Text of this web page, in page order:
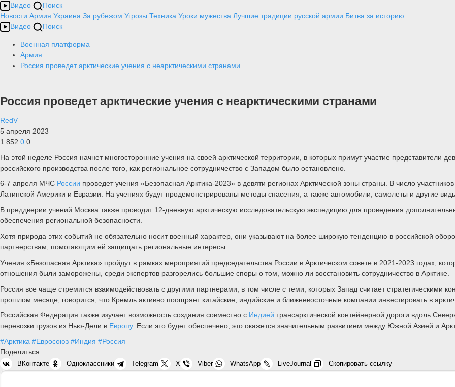
Видео
Поиск
Новости Армия Украина За рубежом Угрозы Техника Уроки мужества Лучшие традиции русской армии Битва за историю
Видео
Поиск
Военная платформа
Армия
Россия проведет арктические учения с неарктическими странами
Россия проведет арктические учения с неарктическими странами
RedV
5 апреля 2023
1 852 0 0
На этой неделе Россия начнет многосторонние учения на своей арктической территории, в которых примут участие представители
российского производства после того, как региональное сотрудничество с Западом было остановлено.
6-7 апреля МЧС России проведет учения «Безопасная Арктика-2023» в девяти регионах Арктической зоны страны. В число
Латинской Америки и Евразии. На учениях будут продемонстрированы методы спасения, а также автомобили, самолеты и другие
В преддверии учений Москва также проводит 12-дневную арктическую исследовательскую экспедицию для проведения
обеспечения региональной безопасности.
Хотя природа этих событий не обязательно носит военный характер, они указывают на более широкую тенденцию в российской
партнерствам, помогающим ей защищать региональные интересы.
Учения «Безопасная Арктика» пройдут в рамках мероприятий председательства России в Арктическом совете в 2021-2023 годах,
отношения были заморожены, среди экспертов разгорелись большие споры о том, можно ли восстановить сотрудничество в Арктике.
Россия все чаще стремится взаимодействовать с другими партнерами, в том числе с теми, которых Запад считает стратегическими
прошлом месяце, говорится, что Кремль активно поощряет китайские, индийские и ближневосточные компании инвестировать в
Российская Федерация также изучает возможность создания совместно с Индией трансарктической контейнерной дороги вдоль
перевозки грузов из Нью-Дели в Европу. Если это будет обеспечено, это окажется значительным развитием между Южной Азией и
#Арктика #Евросоюз #Индия #Россия
Поделиться
ВКонтакте Одноклассники Telegram X Viber WhatsApp LiveJournal Скопировать ссылку